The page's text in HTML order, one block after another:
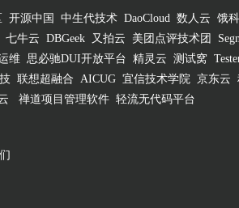
开源中国 中生代技术 DaoCloud 数人云 饿
七牛云 DBGeek 又拍云 美团点评技术团
维 思必驰DUI开放平台 精灵云 测试窝
联想超融合 AICUG 宜信技术学院 京东云
禅道项目管理软件 轻流无代码平台